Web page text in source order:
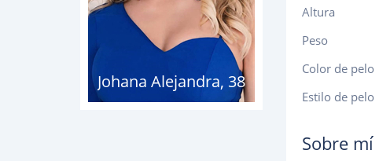
Johana Alejandra, 38
Altura
Peso
Color de pelo
Estilo de pelo
Sobre mí